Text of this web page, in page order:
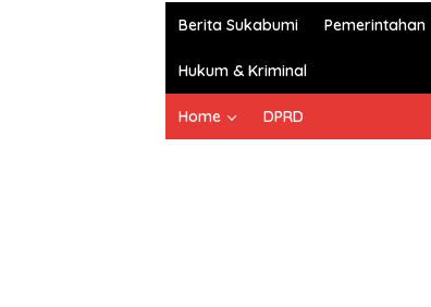
Berita Sukabumi Pemerintahan
Hukum & Kriminal
Home DPRD